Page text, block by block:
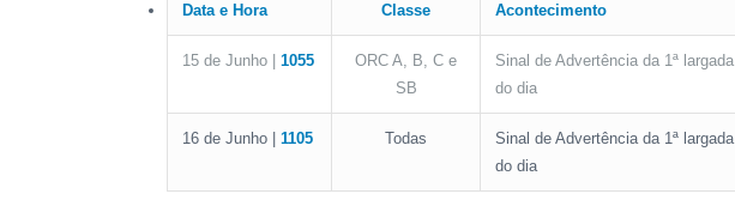
Data e Hora Classe Acontecimento
15 de Junho | 1055
ORC A, B, C e
SB
Sinal de Advertência da 1ª largada
do dia
16 de Junho | 1105 Todas
Sinal de Advertência da 1ª largada
do dia